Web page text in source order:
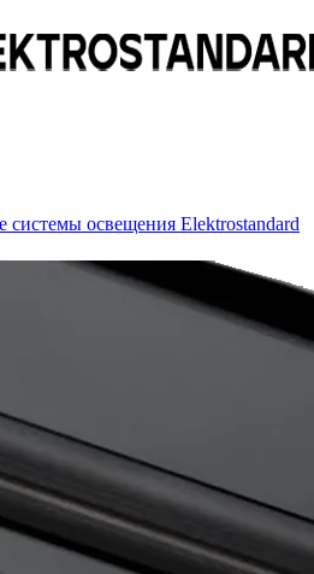
системы освещения Elektrostandard